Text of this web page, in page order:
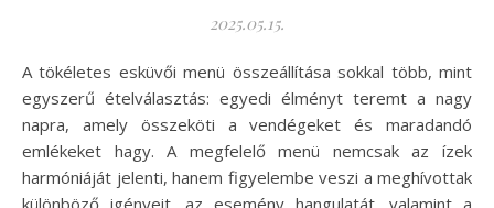
2025.05.15.
A tökéletes esküvői menü összeállítása sokkal több, mint
egyszerű ételválasztás: egyedi élményt teremt a nagy
napra, amely összeköti a vendégeket és maradandó
emlékeket hagy. A megfelelő menü nemcsak az ízek
harmóniáját jelenti, hanem figyelembe veszi a meghívottak
különböző igényeit, az esemény hangulatát, valamint a